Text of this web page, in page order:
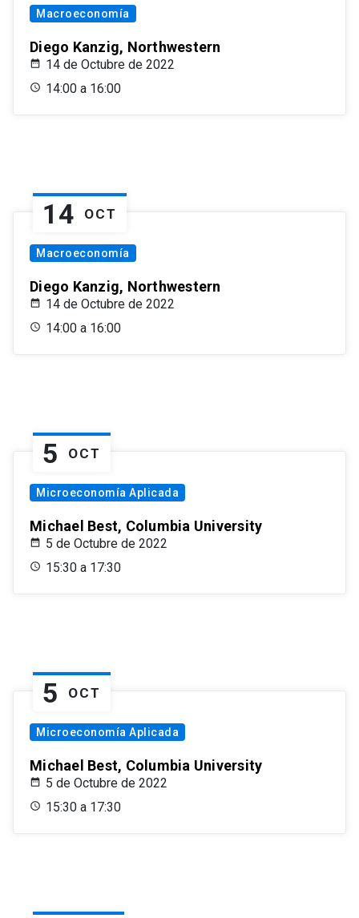
Macroeconomía
Diego Kanzig, Northwestern
14 de Octubre de 2022
14:00 a 16:00
14 OCT
Macroeconomía
Diego Kanzig, Northwestern
14 de Octubre de 2022
14:00 a 16:00
5 OCT
Microeconomía Aplicada
Michael Best, Columbia University
5 de Octubre de 2022
15:30 a 17:30
5 OCT
Microeconomía Aplicada
Michael Best, Columbia University
5 de Octubre de 2022
15:30 a 17:30